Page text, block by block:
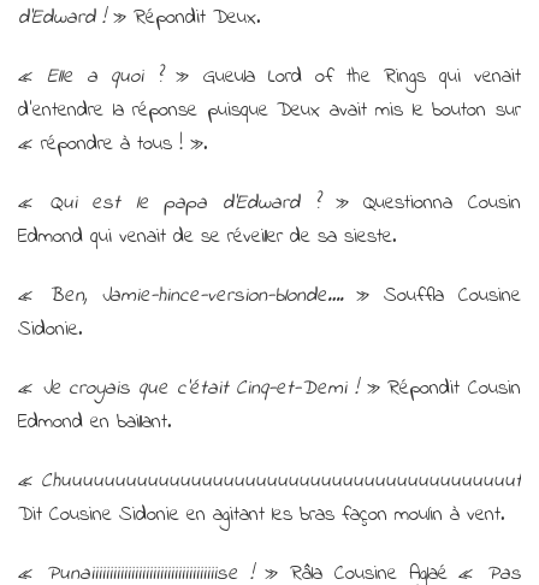
d’Edward !» Répondit Deux.
«Elle a quoi ?» Gueula Lord of the Rings qui venait
d’entendre la réponse puisque Deux avait mis le bouton sur
« répondre à tous ! ».
« Qui est le papa d’Edward ?» Questionna Cousin
Edmond qui venait de se réveiller de sa sieste.
«
Ben, Jamie-hince-version-blonde….» Souffla Cousine
Sidonie.
« Je croyais que c’était Cinq-et-Demi !» Répondit Cousin
Edmond en baillant.
« Chuuuuuuuuuuuuuuuuuuuuuuuuuuuuuuuuuuuuuuuuuut
Dit Cousine Sidonie en agitant les bras façon moulin à vent.
« Punaiiiiiiiiiiiiiiiiiiiiiiiiiiiiiiiiiiise !» Râla Cousine Aglaé « Pas